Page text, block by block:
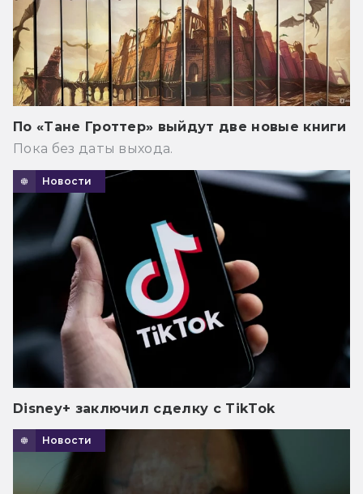
По «Тане Гроттер» выйдут две новые книги
Пока без даты выхода.
Новости
Disney+ заключил сделку с TikTok
Новости